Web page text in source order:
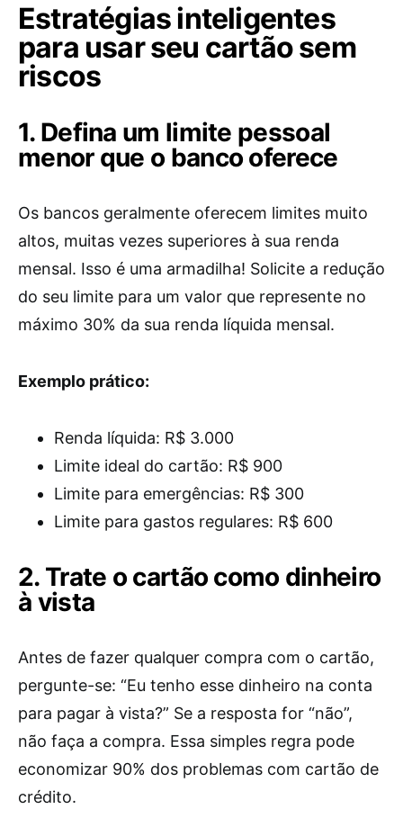
Estratégias inteligentes
para usar seu cartão sem
riscos
1. Defina um limite pessoal
menor que o banco oferece
Os bancos geralmente oferecem limites muito
altos, muitas vezes superiores à sua renda
mensal. Isso é uma armadilha! Solicite a redução
do seu limite para um valor que represente no
máximo 30% da sua renda líquida mensal.
Exemplo prático:
Renda líquida: R$ 3.000
Limite ideal do cartão: R$ 900
Limite para emergências: R$ 300
Limite para gastos regulares: R$ 600
2. Trate o cartão como dinheiro
à vista
Antes de fazer qualquer compra com o cartão,
pergunte-se: “Eu tenho esse dinheiro na conta
para pagar à vista?” Se a resposta for “não”,
não faça a compra. Essa simples regra pode
economizar 90% dos problemas com cartão de
crédito.